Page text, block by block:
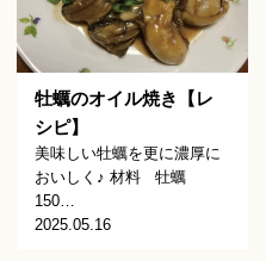
牡蠣のオイル焼き【レ
シピ】
美味しい牡蠣を更に濃厚に
おいしく♪ 材料 牡蠣
150…
2025.05.16